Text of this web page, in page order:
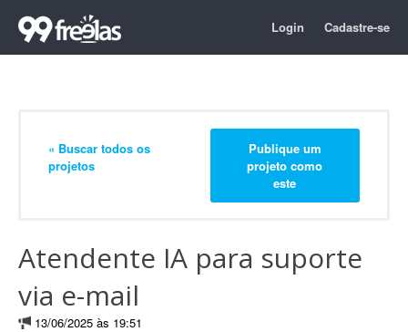
Login Cadastre-se
« Buscar todos os
projetos
Publique um
projeto como
este
Atendente IA para suporte
via e-mail
13/06/2025 às 19:51